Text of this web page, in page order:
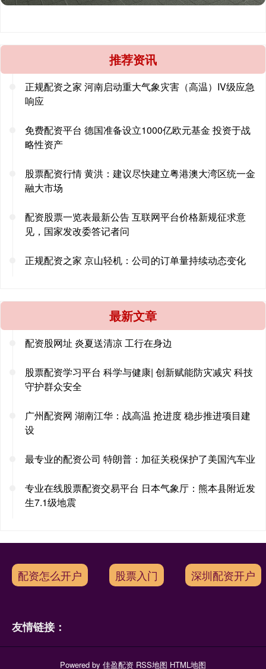
推荐资讯
正规配资之家 河南启动重大气象灾害（高温）IV级应急
响应
免费配资平台 德国准备设立1000亿欧元基金 投资于战
略性资产
股票配资行情 黄洪：建议尽快建立粤港澳大湾区统一金
融大市场
配资股票一览表最新公告 互联网平台价格新规征求意
见，国家发改委答记者问
正规配资之家 京山轻机：公司的订单量持续动态变化
最新文章
配资股网址 炎夏送清凉 工行在身边
股票配资学习平台 科学与健康| 创新赋能防灾减灾 科技
守护群众安全
广州配资网 湖南江华：战高温 抢进度 稳步推进项目建
设
最专业的配资公司 特朗普：加征关税保护了美国汽车业
专业在线股票配资交易平台 日本气象厅：熊本县附近发
生7.1级地震
配资怎么开户 股票入门 深圳配资开户
友情链接：
Powered by 佳盈配资 RSS地图 HTML地图